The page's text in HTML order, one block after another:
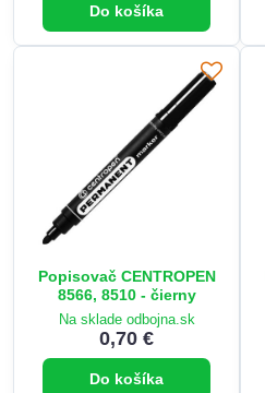
Do košíka
Popisovač CENTROPEN
8566, 8510 - čierny
Na sklade odbojna.sk
0,70 €
Do košíka